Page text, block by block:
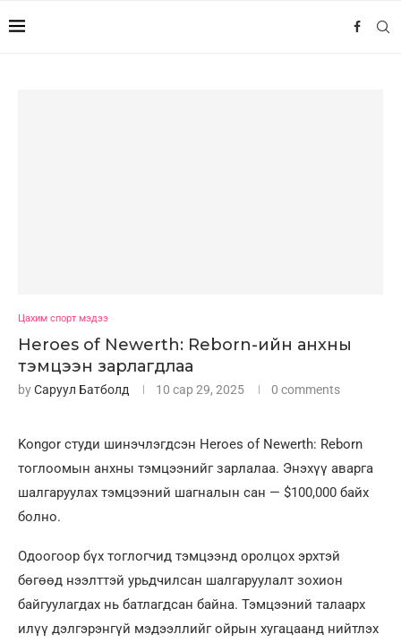
Цахим спорт мэдээ
Heroes of Newerth: Reborn-ийн анхны
тэмцээн зарлагдлаа
byСаруул Батболд 10 сар 29, 2025 0 comments
Kongor студи шинэчлэгдсэн Heroes of Newerth: Reborn
тоглоомын анхны тэмцээнийг зарлалаа. Энэхүү аварга
шалгаруулах тэмцээний шагналын сан — $100,000 байх
болно.
Одоогоор бүх тоглогчид тэмцээнд оролцох эрхтэй
бөгөөд нээлттэй урьдчилсан шалгаруулалт зохион
байгуулагдах нь батлагдсан байна. Тэмцээний талаарх
илүү дэлгэрэнгүй мэдээллийг ойрын хугацаанд нийтлэх